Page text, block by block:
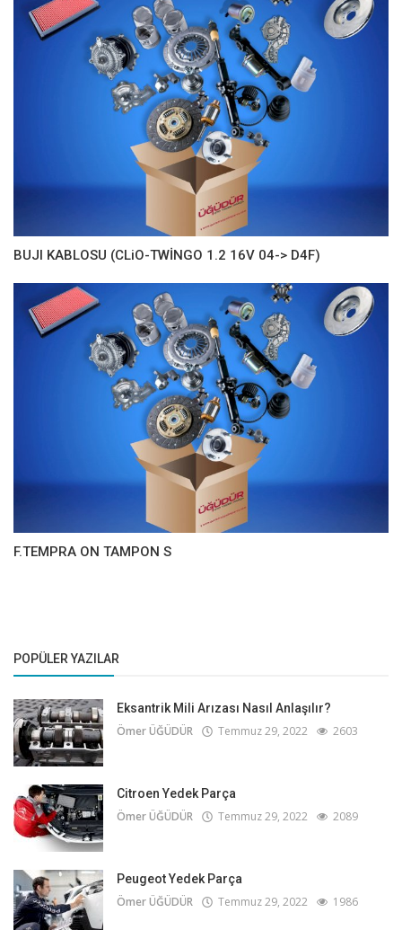
BUJI KABLOSU (CLiO-TWİNGO 1.2 16V 04-> D4F)
F.TEMPRA ON TAMPON S
POPÜLER YAZILAR
Eksantrik Mili Arızası Nasıl Anlaşılır?
Ömer ÜĞÜDÜR Temmuz 29, 2022 2603
Citroen Yedek Parça
Ömer ÜĞÜDÜR Temmuz 29, 2022 2089
Peugeot Yedek Parça
Ömer ÜĞÜDÜR Temmuz 29, 2022 1986